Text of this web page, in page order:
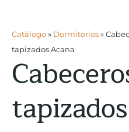
Catálogo» Dormitorios»
tapizados Acana